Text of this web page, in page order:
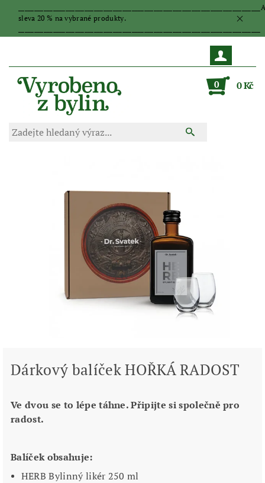
sleva 20 % na vybrané produkty.
0 0 Kč
Dárkový balíček HOŘKÁ RADOST
Ve dvou se to lépe táhne. Připijte si společně pro
radost.
Balíček obsahuje:
HERB Bylinný likér 250 ml